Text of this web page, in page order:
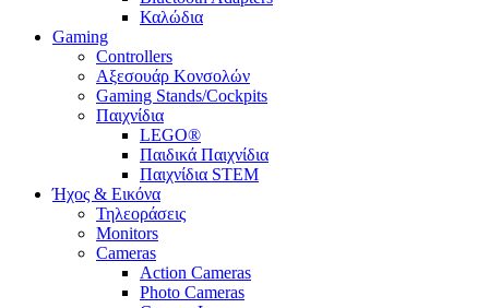
Καλώδια
Gaming
Controllers
Αξεσουάρ Κονσολών
Gaming Stands/Cockpits
Παιχνίδια
LEGO®
Παιδικά Παιχνίδια
Παιχνίδια STEM
Ήχος & Εικόνα
Τηλεοράσεις
Monitors
Cameras
Action Cameras
Photo Cameras